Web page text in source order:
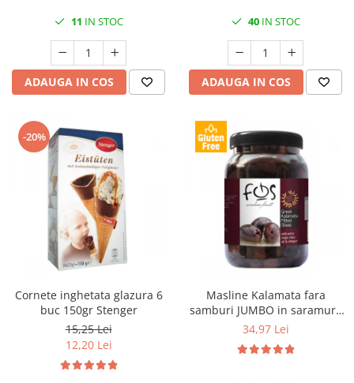
11 IN STOC
ADAUGA IN COS
40IN STOC
ADAUGA IN COS
-20%
Cornete inghetata glazura 6
buc 150gr Stenger
15,25 Lei
12,20 Lei
Masline Kalamata fara
samburi JUMBO in saramura
1kg FOS
34,97 Lei